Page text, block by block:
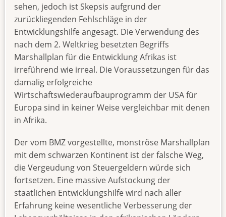
sehen, jedoch ist Skepsis aufgrund der
zurückliegenden Fehlschläge in der
Entwicklungshilfe angesagt. Die Verwendung des
nach dem 2. Weltkrieg besetzten Begriffs
Marshallplan für die Entwicklung Afrikas ist
irreführend wie irreal. Die Voraussetzungen für das
damalig erfolgreiche
Wirtschaftswiederaufbauprogramm der USA für
Europa sind in keiner Weise vergleichbar mit denen
in Afrika.
Der vom BMZ vorgestellte, monströse Marshallplan
mit dem schwarzen Kontinent ist der falsche Weg,
die Vergeudung von Steuergeldern würde sich
fortsetzen. Eine massive Aufstockung der
staatlichen Entwicklungshilfe wird nach aller
Erfahrung keine wesentliche Verbesserung der